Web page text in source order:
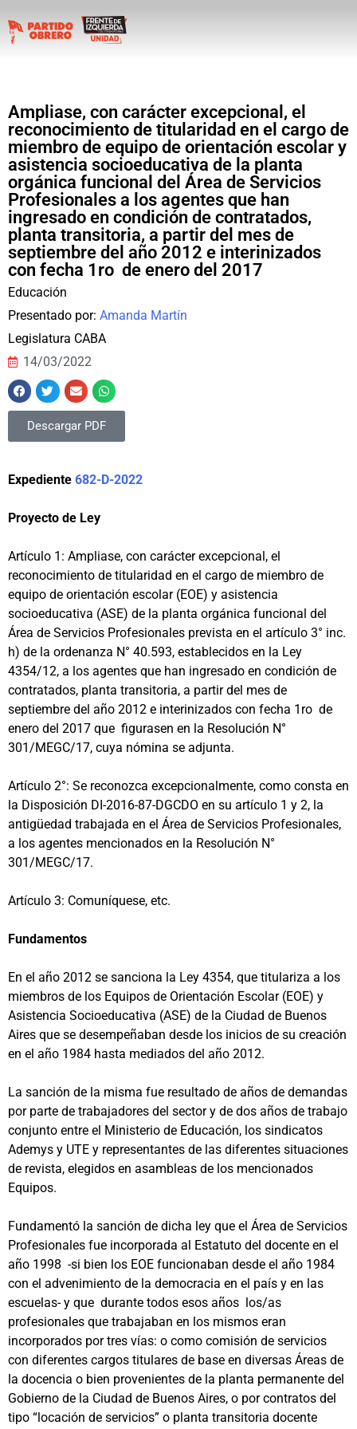
Ampliase, con carácter excepcional, el
reconocimiento de titularidad en el cargo de
miembro de equipo de orientación escolar y
asistencia socioeducativa de la planta
orgánica funcional del Área de Servicios
Profesionales a los agentes que han
ingresado en condición de contratados,
planta transitoria, a partir del mes de
septiembre del año 2012 e interinizados
con fecha 1ro de enero del 2017
Educación
Presentado por: Amanda Martín
Legislatura CABA
14/03/2022
Descargar PDF
Expediente 682-D-2022
Proyecto de Ley
Artículo 1: Ampliase, con carácter excepcional, el
reconocimiento de titularidad en el cargo de miembro de
equipo de orientación escolar (EOE) y asistencia
socioeducativa (ASE) de la planta orgánica funcional del
Área de Servicios Profesionales prevista en el artículo 3° inc.
h) de la ordenanza N° 40.593, establecidos en la Ley
4354/12, a los agentes que han ingresado en condición de
contratados, planta transitoria, a partir del mes de
septiembre del año 2012 e interinizados con fecha 1ro de
enero del 2017 que figurasen en la Resolución N°
301/MEGC/17, cuya nómina se adjunta.
Artículo 2°: Se reconozca excepcionalmente, como consta en
la Disposición DI-2016-87-DGCDO en su artículo 1 y 2, la
antigüedad trabajada en el Área de Servicios Profesionales,
a los agentes mencionados en la Resolución N°
301/MEGC/17.
Artículo 3: Comuníquese, etc.
Fundamentos
En el año 2012 se sanciona la Ley 4354, que titulariza a los
miembros de los Equipos de Orientación Escolar (EOE) y
Asistencia Socioeducativa (ASE) de la Ciudad de Buenos
Aires que se desempeñaban desde los inicios de su creación
en el año 1984 hasta mediados del año 2012.
La sanción de la misma fue resultado de años de demandas
por parte de trabajadores del sector y de dos años de trabajo
conjunto entre el Ministerio de Educación, los sindicatos
Ademys y UTE y representantes de las diferentes situaciones
de revista, elegidos en asambleas de los mencionados
Equipos.
Fundamentó la sanción de dicha ley que el Área de Servicios
Profesionales fue incorporada al Estatuto del docente en el
año 1998 -si bien los EOE funcionaban desde el año 1984
con el advenimiento de la democracia en el país y en las
escuelas- y que durante todos esos años los/as
profesionales que trabajaban en los mismos eran
incorporados por tres vías: o como comisión de servicios
con diferentes cargos titulares de base en diversas Áreas de
la docencia o bien provenientes de la planta permanente del
Gobierno de la Ciudad de Buenos Aires, o por contratos del
tipo “locación de servicios” o planta transitoria docente